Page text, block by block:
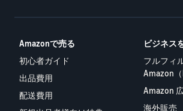
Amazonで売る
初心者ガイド
出品費用
配送費用
ビジネス
フルフィ
Amazon（
Amazon
海外販売